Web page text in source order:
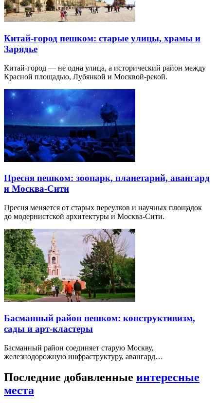
Китай-город пешком: старые улицы, храмы и
Зарядье
Китай-город — не одна улица, а исторический район между
Красной площадью, Лубянкой и Москвой-рекой.
Пресня пешком: зоопарк, планетарий, авангард
и Москва-Сити
Пресня меняется от старых переулков и научных площадок
до модернистской архитектуры и Москва-Сити.
Басманный район пешком: конструктивизм,
сады и арт-кластеры
Басманный район соединяет старую Москву,
железнодорожную инфраструктуру, авангард…
Последние добавленные интересные
места